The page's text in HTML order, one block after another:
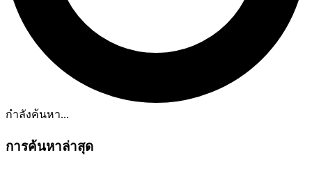
กำลังค้นหา...
การค้นหาล่าสุด